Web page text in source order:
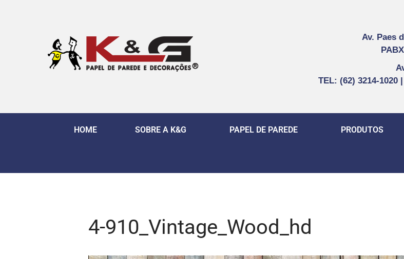
Av. Paes
TEL: (62) 3214-1020
HOME SOBRE A K&G PAPEL DE PAREDE PRODUTOS
4-910_Vintage_Wood_hd